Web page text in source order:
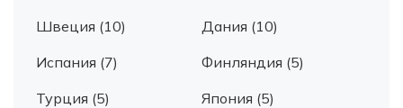
Швеция (10)
Дания (10)
Испания (7)
Финляндия (5)
Турция (5)
Япония (5)